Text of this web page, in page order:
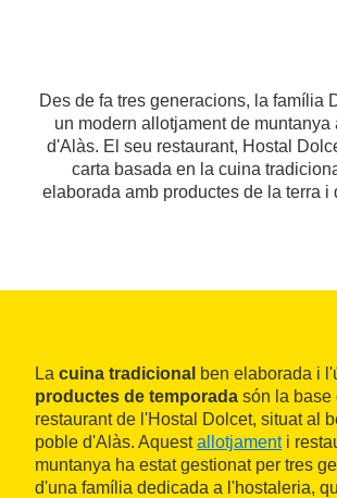
Des de fa tres generacions, la família
un modern allotjament de muntanya
d'Alàs. El seu restaurant, Hostal
carta basada en la cuina
elaborada amb productes de la terra i
La cuina tradicional ben elaborada i
productes de temporada són la base
restaurant de l'Hostal Dolcet, situat al
poble d'Alàs. Aquestallotjamenti
muntanya ha estat gestionat per tres
d'una família dedicada a l'hostaleria,